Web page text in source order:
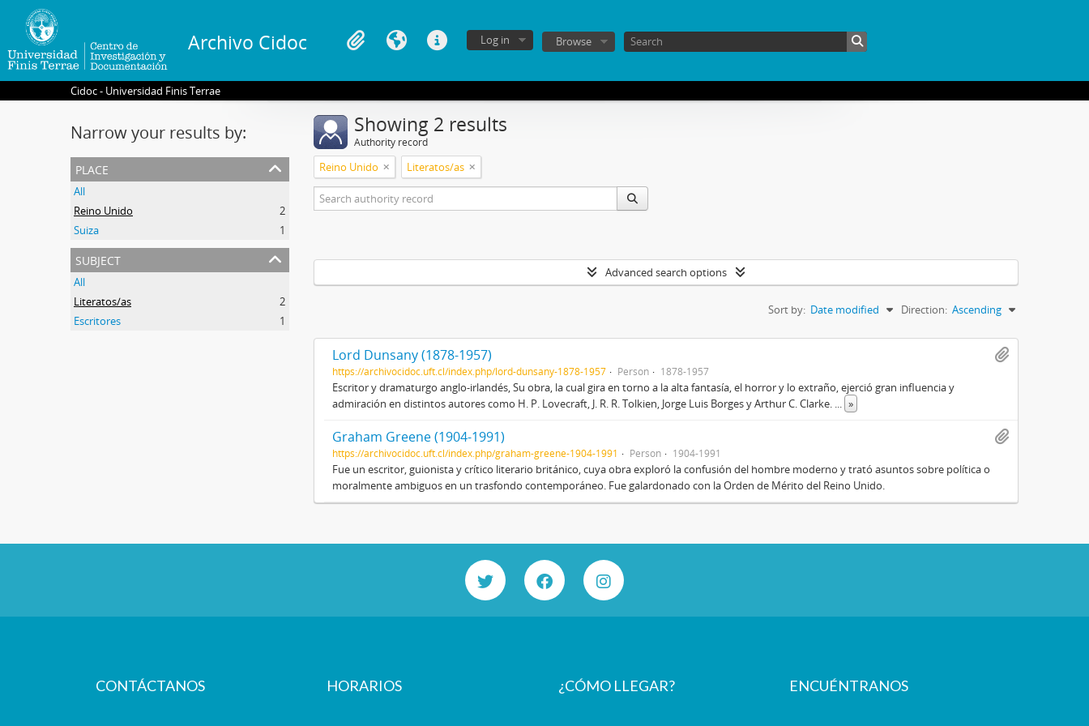
Archivo Cidoc Log in Browse
Cidoc - Universidad Finis Terrae
Narrow your results by:
place
All
Reino Unido
2
Suiza
1
subject
All
Literatos/as
2
Escritores
1
Showing 2 results
Authority record
Reino Unido Literatos/as
Advanced search options
Sort by: Date modified Direction: Ascending
Lord Dunsany (1878-1957)
https://archivocidoc.uft.cl/index.php/lord-dunsany-1878-1957 Person 1878-1957
Escritor y dramaturgo anglo-irlandés, Su obra, la cual gira en torno a la alta fantasía, el horror y lo extraño, ejerció gran influencia y
admiración en distintos autores como H. P. Lovecraft, J. R. R. Tolkien, Jorge Luis Borges y Arthur C. Clarke. ... »
Graham Greene (1904-1991)
https://archivocidoc.uft.cl/index.php/graham-greene-1904-1991 Person 1904-1991
Fue un escritor, guionista y crítico literario británico, cuya obra exploró la confusión del hombre moderno y trató asuntos sobre política o
moralmente ambiguos en un trasfondo contemporáneo. Fue galardonado con la Orden de Mérito del Reino Unido.
CONTÁCTANOS HORARIOS ¿CÓMO LLEGAR? ENCUÉNTRANOS